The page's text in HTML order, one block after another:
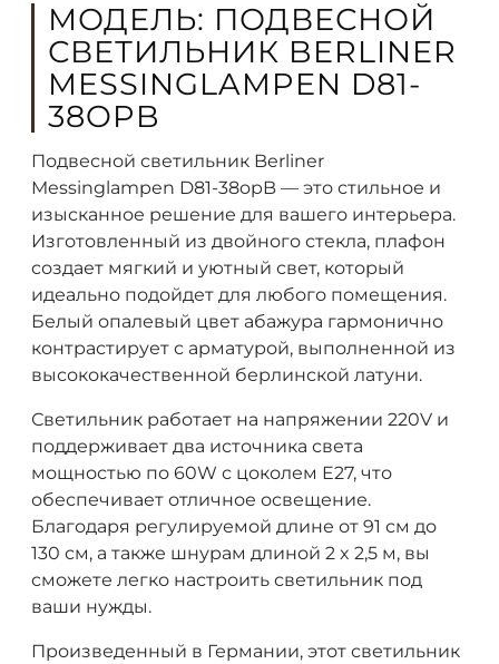
МОДЕЛЬ: ПОДВЕСНОЙ
СВЕТИЛЬНИК BERLINER
MESSINGLAMPEN D81-
38OPB
Подвесной светильник Berliner
Messinglampen D81-38opB — это стильное и
изысканное решение для вашего интерьера.
Изготовленный из двойного стекла, плафон
создает мягкий и уютный свет, который
идеально подойдет для любого помещения.
Белый опалевый цвет абажура гармонично
контрастирует с арматурой, выполненной из
высококачественной берлинской латуни.
Светильник работает на напряжении 220V и
поддерживает два источника света
мощностью по 60W с цоколем E27, что
обеспечивает отличное освещение.
Благодаря регулируемой длине от 91 см до
130 см, а также шнурам длиной 2 x 2,5 м, вы
сможете легко настроить светильник под
ваши нужды.
Произведенный в Германии, этот светильник